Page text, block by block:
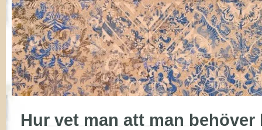
Hur vet man att man